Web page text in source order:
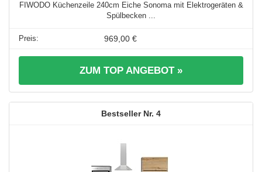
FIWODO Küchenzeile 240cm Eiche Sonoma mit Elektrogeräten &
Spülbecken ...
969,00 €
ZUM TOP ANGEBOT »
4